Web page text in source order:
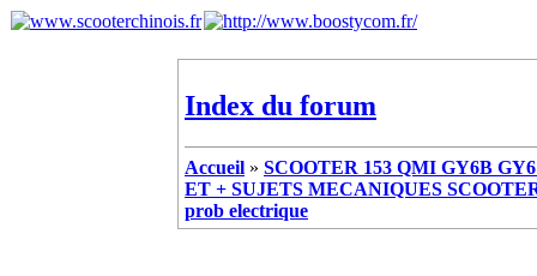
Index du forum
Accueil » SCOOTER 153 QMI GY6B
ET + SUJETS MECANIQUES
prob electrique